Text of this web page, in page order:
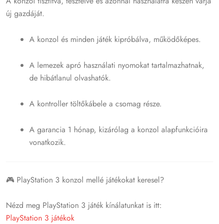
új gazdáját.
A konzol és minden játék kipróbálva, működőképes.
A lemezek apró használati nyomokat tartalmazhatnak,
de hibátlanul olvashatók.
A kontroller töltőkábele a csomag része.
A garancia 1 hónap, kizárólag a konzol alapfunkcióira
vonatkozik.
🎮 PlayStation 3 konzol mellé játékokat keresel?
Nézd meg PlayStation 3 játék kínálatunkat is itt:
PlayStation 3 játékok